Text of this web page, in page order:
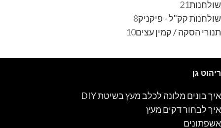
שולחנות21
שולחנות קק"ל - פיקניק8
תנורי הסקה / קמין עצים10
ריהוט גן
איך בונים מלונה לכלב מעץ בשיטת DIY
איך לבחור דקים מעץ
אשפתונים